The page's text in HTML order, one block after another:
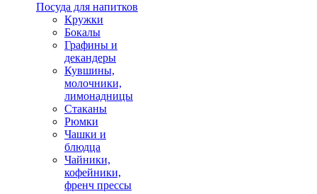
Посуда для напитков
Кружки
Бокалы
Графины и
декандеры
Кувшины,
молочники,
лимонадницы
Стаканы
Рюмки
Чашки и
блюдца
Чайники,
кофейники,
френч прессы